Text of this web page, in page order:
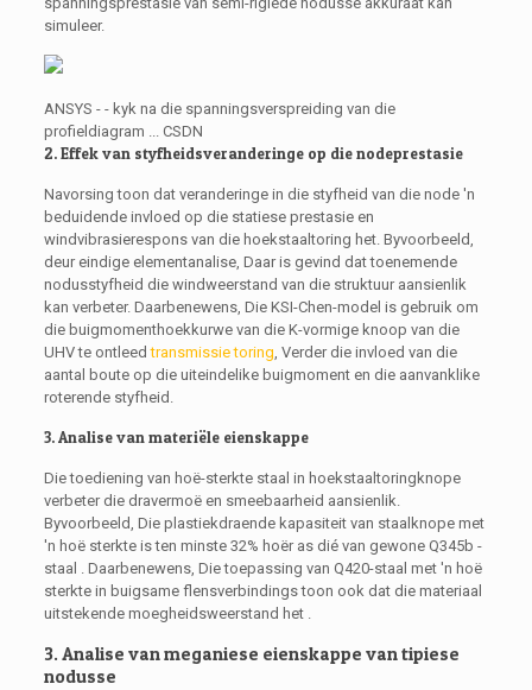
simuleer.
ANSYS - - kyk na die spanningsverspreiding van die
profieldiagram ... CSDN
2. Effek van styfheidsveranderinge op die nodeprestasie
Navorsing toon dat veranderinge in die styfheid van die node 'n
beduidende invloed op die statiese prestasie en
windvibrasierespons van die hoekstaaltoring het. Byvoorbeeld,
deur eindige elementanalise, Daar is gevind dat toenemende
nodusstyfheid die windweerstand van die struktuur aansienlik
kan verbeter. Daarbenewens, Die KSI-Chen-model is gebruik om
die buigmomenthoekkurwe van die K-vormige knoop van die
UHV te ontleedtransmissie toring, Verder die invloed van die
aantal boute op die uiteindelike buigmoment en die aanvanklike
roterende styfheid.
3. Analise van materiële eienskappe
Die toediening van hoë-sterkte staal in hoekstaaltoringknope
verbeter die dravermoë en smeebaarheid aansienlik.
Byvoorbeeld, Die plastiekdraende kapasiteit van staalknope met
'n hoë sterkte is ten minste 32% hoër as dié van gewone Q345b -
staal . Daarbenewens, Die toepassing van Q420-staal met 'n hoë
sterkte in buigsame flensverbindings toon ook dat die materiaal
uitstekende moegheidsweerstand het .
3. Analise van meganiese eienskappe van tipiese
nodusse